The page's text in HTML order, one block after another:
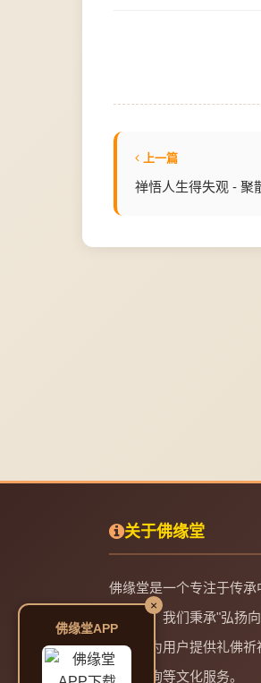
上一篇
禅悟人生得失观 - 聚
关于佛缘堂
佛缘堂是一个专注于传
务平台。我们秉承"弘扬
理念，为用户提供礼佛祈
起名咨询等文化服务。
佛缘堂APP
×